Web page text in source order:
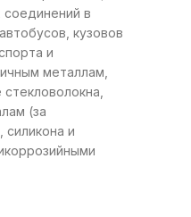
соединений в
кузовов
и
металлам,
(за
и